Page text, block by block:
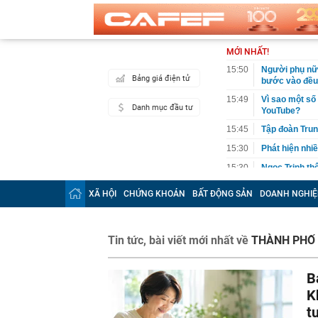
Bảng giá điện tử
Danh mục đầu tư
MỚI NHẤT!
15:50
Người phụ
bước vào
15:49
Vì sao một
YouTube?
15:45
Tập đoàn
15:30
Phát hiện
15:30
Ngọc Trinh
15:27
Tập đoàn
đầu tư dự
15:25
Điểm chuẩn
Index vẫn
15:15
Vợ chồng
15:05
Điểm chuẩn
XÃ HỘI CHỨNG KHOÁN BẤT ĐỘNG SẢN DOANH
Tin tức, bài viết mới nhất về THÀNH PHỐ